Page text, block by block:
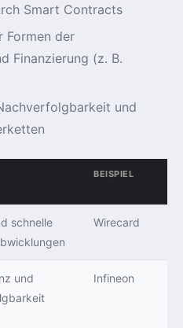
Smart Contracts
Formen der
Finanzierung (z. B.
und
BEISPIEL
schnelle
Wirecard
und
Infineon